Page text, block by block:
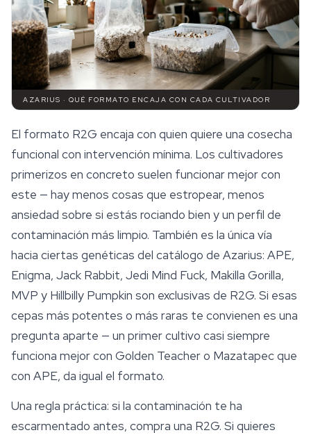
AZARIUS · QUÉ FORMATO ENCAJA CON CADA CULTIVADOR
El formato R2G encaja con quien quiere una cosecha
funcional con intervención mínima. Los cultivadores
primerizos en concreto suelen funcionar mejor con
este — hay menos cosas que estropear, menos
ansiedad sobre si estás rociando bien y un perfil de
contaminación más limpio. También es la única vía
hacia ciertas genéticas del catálogo de Azarius: APE,
Enigma, Jack Rabbit, Jedi Mind Fuck, Makilla Gorilla,
MVP y Hillbilly Pumpkin son exclusivas de R2G. Si esas
cepas más potentes o más raras te convienen es una
pregunta aparte — un primer cultivo casi siempre
funciona mejor con Golden Teacher o Mazatapec que
con APE, da igual el formato.
Una regla práctica: si la contaminación te ha
escarmentado antes, compra una R2G. Si quieres